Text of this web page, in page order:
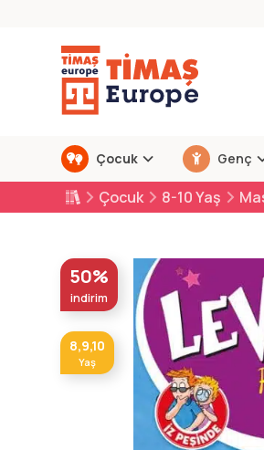
Çocuk Genç
Çocuk 8-10 Yaş
50%
indirim
8,9,10
Yaş